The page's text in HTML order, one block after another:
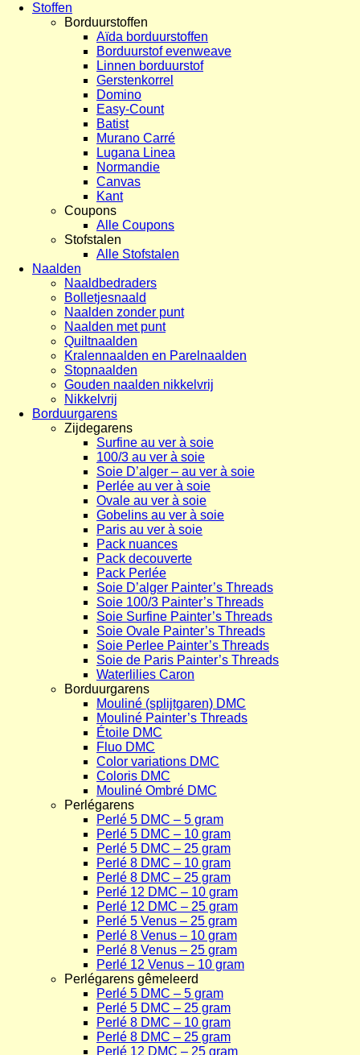
Stoffen
Borduurstoffen
Aïda borduurstoffen
Borduurstof evenweave
Linnen borduurstof
Gerstenkorrel
Domino
Easy-Count
Batist
Murano Carré
Lugana Linea
Normandie
Canvas
Kant
Coupons
Alle Coupons
Stofstalen
Alle Stofstalen
Naalden
Naaldbedraders
Bolletjesnaald
Naalden zonder punt
Naalden met punt
Quiltnaalden
Kralennaalden en Parelnaalden
Stopnaalden
Gouden naalden nikkelvrij
Nikkelvrij
Borduurgarens
Zijdegarens
Surfine au ver à soie
100/3 au ver à soie
Soie D’alger – au ver à soie
Perlée au ver à soie
Ovale au ver à soie
Gobelins au ver à soie
Paris au ver à soie
Pack nuances
Pack decouverte
Pack Perlée
Soie D’alger Painter’s Threads
Soie 100/3 Painter’s Threads
Soie Surfine Painter’s Threads
Soie Ovale Painter’s Threads
Soie Perlee Painter’s Threads
Soie de Paris Painter’s Threads
Waterlilies Caron
Borduurgarens
Mouliné (splijtgaren) DMC
Mouliné Painter’s Threads
Étoile DMC
Fluo DMC
Color variations DMC
Coloris DMC
Mouliné Ombré DMC
Perlégarens
Perlé 5 DMC – 5 gram
Perlé 5 DMC – 10 gram
Perlé 5 DMC – 25 gram
Perlé 8 DMC – 10 gram
Perlé 8 DMC – 25 gram
Perlé 12 DMC – 10 gram
Perlé 12 DMC – 25 gram
Perlé 5 Venus – 25 gram
Perlé 8 Venus – 10 gram
Perlé 8 Venus – 25 gram
Perlé 12 Venus – 10 gram
Perlégarens gêmeleerd
Perlé 5 DMC – 5 gram
Perlé 5 DMC – 25 gram
Perlé 8 DMC – 10 gram
Perlé 8 DMC – 25 gram
Perlé 12 DMC – 25 gram